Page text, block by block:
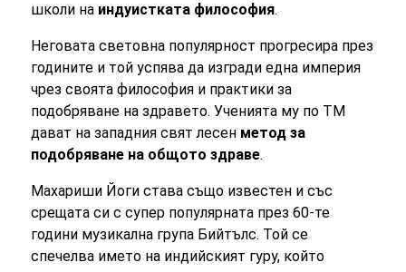
школи на индуистката философия.
Неговата световна популярност прогресира през
годините и той успява да изгради една империя
чрез своята философия и практики за
подобряване на здравето. Ученията му по ТМ
дават на западния свят лесен метод за
подобряване на общото здраве.
Махариши Йоги става също известен и със
срещата си с супер популярната през 60-те
години музикална група Бийтълс. Той се
спечелва името на индийският гуру, който